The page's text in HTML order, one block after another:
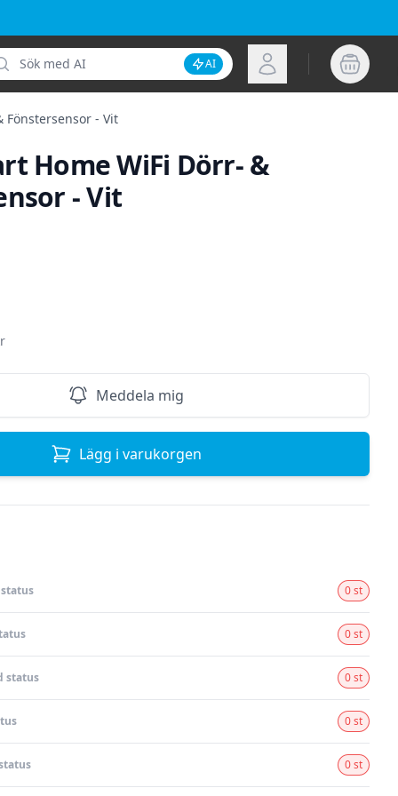
Inaktivera AI-sökning
AI Logga in
Fönstersensor - Vit
Home WiFi Dörr- &
- Vit
Meddela mig
Lägg i varukorgen
0 st
0 st
status 0 st
0 st
0 st